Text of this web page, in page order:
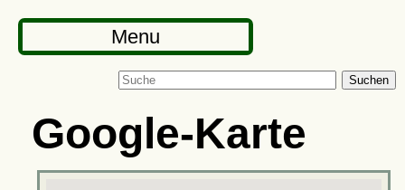
Menu
Suchen
Google-Karte